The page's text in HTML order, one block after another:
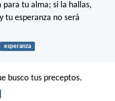
para tu alma; si la hallas,
y tu esperanza no será
esperanza
busco tus preceptos.